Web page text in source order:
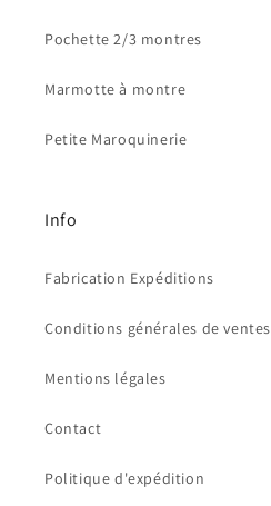
Pochette 2/3 montres
Marmotte à montre
Petite Maroquinerie
Info
Fabrication Expéditions
Conditions générales de ventes
Mentions légales
Contact
Politique d'expédition